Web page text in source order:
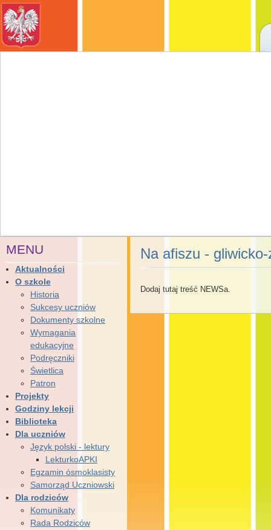
MENU
Aktualności
O szkole
Historia
Sukcesy uczniów
Dokumenty szkolne
Wymagania
edukacyjne
Podręczniki
Świetlica
Patron
Projekty
Godziny lekcji
Biblioteka
Dla uczniów
Język polski - lektury
LekturkoAPKI
Egzamin ósmoklasisty
Samorząd Uczniowski
Dla rodziców
Komunikaty
Rada Rodziców
Na afiszu -
Dodaj tutaj treść NEWSa.